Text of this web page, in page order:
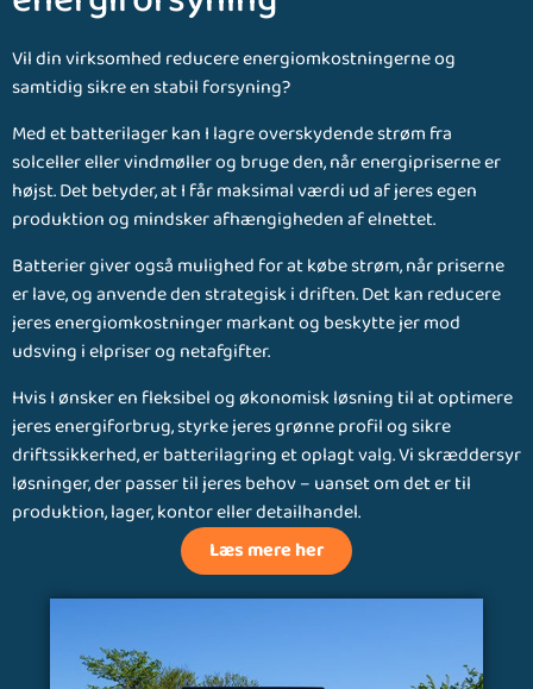
Vil din virksomhed reducere energiomkostningerne og
samtidig sikre en stabil forsyning?
Med et batterilager kan I lagre overskydende strøm fra
solceller eller vindmøller og bruge den, når energipriserne er
højst. Det betyder, at I får maksimal værdi ud af jeres egen
produktion og mindsker afhængigheden af elnettet.
Batterier giver også mulighed for at købe strøm, når priserne
er lave, og anvende den strategisk i driften. Det kan reducere
jeres energiomkostninger markant og beskytte jer mod
udsving i elpriser og netafgifter.
Hvis I ønsker en fleksibel og økonomisk løsning til at optimere
jeres energiforbrug, styrke jeres grønne profil og sikre
driftssikkerhed, er batterilagring et oplagt valg. Vi skræddersyr
løsninger, der passer til jeres behov – uanset om det er til
produktion, lager, kontor eller detailhandel.
Læs mere her